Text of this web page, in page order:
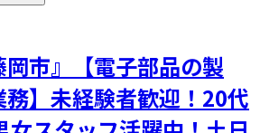
岡市』【電子部品の製
】未経験者歓迎！20代